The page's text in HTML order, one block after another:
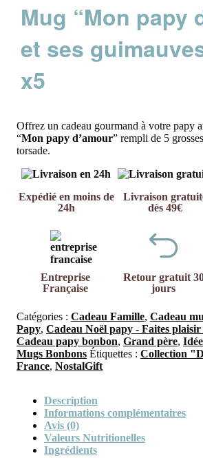
Mug “Mon papy
et ses
x5
Offrez un cadeau gourmand à votre papy
“Mon papy d’amour” rempli de 5
torsade.
Expédié en moins de
24h
Livraison
dès 49€
Entreprise
Française
Retour gratuit
jours
Catégories : Cadeau Famille, Cadeau
Papy, Cadeau Noël papy - Faites
Cadeau papy bonbon, Grand père,
Mugs Bonbons Étiquettes : Collection
France, NostalGift
Description
Informations complémentaires
Avis (0)
Valeurs Nutritionelles
Ingrédients